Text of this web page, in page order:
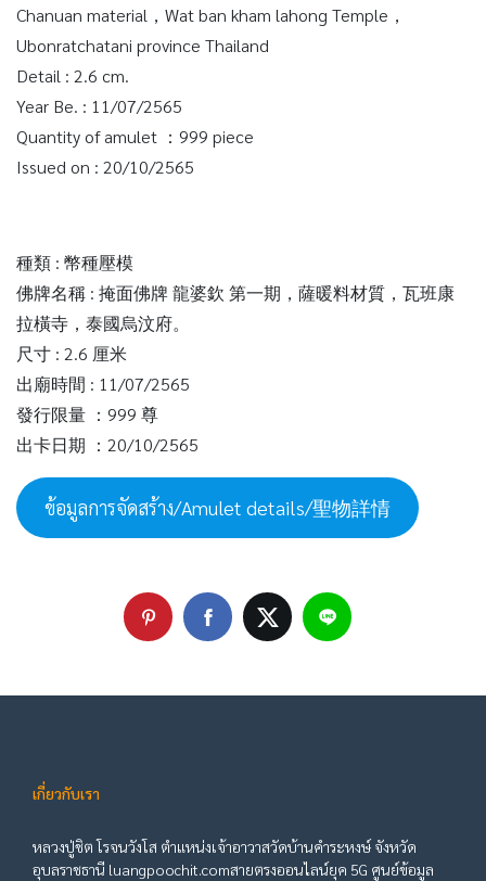
Chanuan material，Wat ban kham lahong Temple，
Ubonratchatani province Thailand
Detail : 2.6 cm.
Year Be. : 11/07/2565
Quantity of amulet ：999 piece
Issued on : 20/10/2565
種類 : 幣種壓模
佛牌名稱 : 掩面佛牌 龍婆欽 第一期，薩暖料材質，瓦班康
拉橫寺，泰國烏汶府。
尺寸 : 2.6 厘米
出廟時間 : 11/07/2565
發行限量 ：999 尊
出卡日期 ：20/10/2565
ข้อมูลการจัดสร้าง/Amulet details/聖物詳情
เกี่ยวกับเรา
หลวงปู่ชิต โรจนวังโส ตำแหน่งเจ้าอาวาสวัดบ้านคำระหงษ์ จังหวัด
อุบลราชธานี luangpoochit.comสายตรงออนไลน์ยุค 5G ศูนย์ข้อมูล